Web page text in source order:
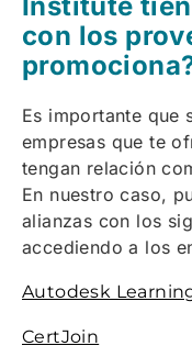
con los
Es importante que
empresas que te
tengan relación
En nuestro caso,
alianzas con los
accediendo a los
Autodesk
CertJoin